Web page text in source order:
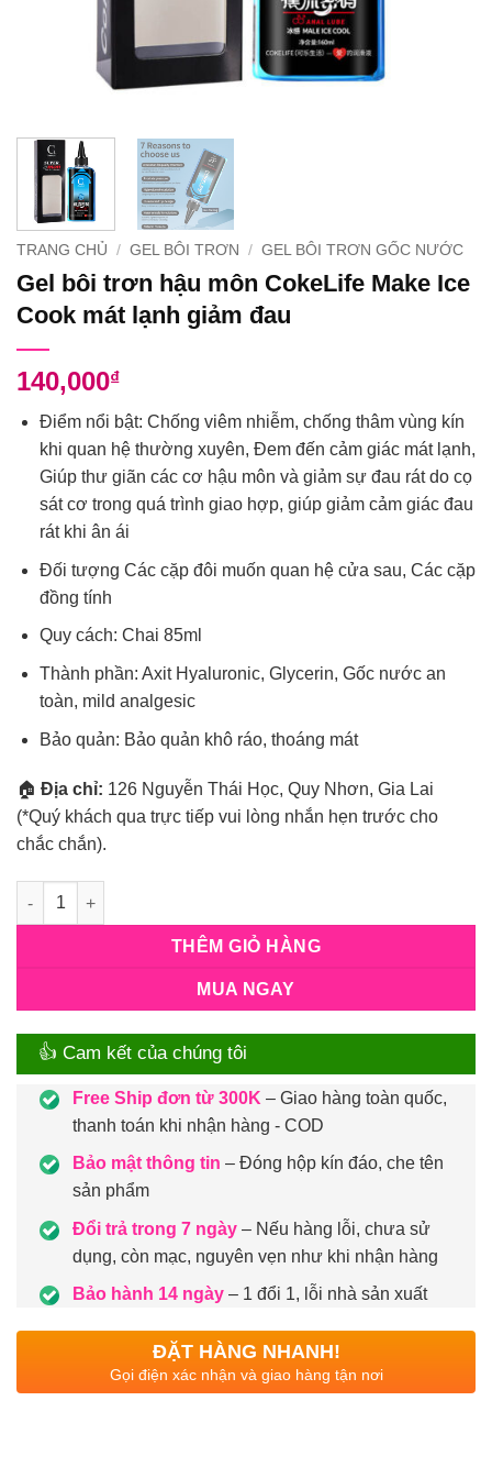
TRANG CHỦ / GEL BÔI TRƠN / GEL BÔI TRƠN GỐC NƯỚC
Gel bôi trơn hậu môn CokeLife Make Ice
Cook mát lạnh giảm đau
140,000₫
Điểm nổi bật: Chống viêm nhiễm, chống thâm vùng kín
khi quan hệ thường xuyên, Đem đến cảm giác mát lạnh,
Giúp thư giãn các cơ hậu môn và giảm sự đau rát do cọ
sát cơ trong quá trình giao hợp, giúp giảm cảm giác đau
rát khi ân ái
Đối tượng Các cặp đôi muốn quan hệ cửa sau, Các cặp
đồng tính
Quy cách: Chai 85ml
Thành phần: Axit Hyaluronic, Glycerin, Gốc nước an
toàn, mild analgesic
Bảo quản: Bảo quản khô ráo, thoáng mát
🏠 Địa chỉ: 126 Nguyễn Thái Học, Quy Nhơn, Gia Lai
(*Quý khách qua trực tiếp vui lòng nhắn hẹn trước cho
chắc chắn).
Số lượng
THÊM GIỎ HÀNG
MUA NGAY
👍 Cam kết của chúng tôi
Free Ship đơn từ 300K – Giao hàng toàn quốc,
thanh toán khi nhận hàng - COD
Bảo mật thông tin – Đóng hộp kín đáo, che tên
sản phẩm
Đổi trả trong 7 ngày– Nếu hàng lỗi, chưa sử
dụng, còn mạc, nguyên vẹn như khi nhận hàng
Bảo hành 14 ngày– 1 đổi 1, lỗi nhà sản xuất
ĐẶT HÀNG NHANH!
Gọi điện xác nhận và giao hàng tận nơi